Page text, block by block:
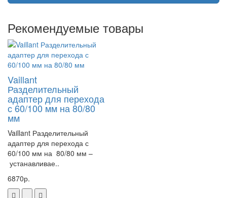
Рекомендуемые товары
Vaillant
Разделительный
адаптер для перехода
с 60/100 мм на 80/80
мм
Vaillant Разделительный
адаптер для перехода с
60/100 мм на 80/80 мм –
устанавливае..
6870р.